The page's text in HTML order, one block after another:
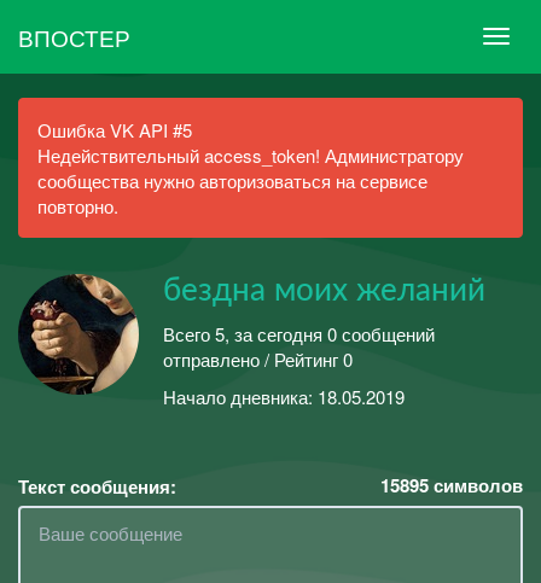
ВПОСТЕР
Ошибка VK API #5
Недействительный access_token! Администратору
сообщества нужно авторизоваться на сервисе
повторно.
бездна моих желаний
Всего 5, за сегодня 0 сообщений
отправлено / Рейтинг 0
Начало дневника: 18.05.2019
Текст сообщения: 15895символов